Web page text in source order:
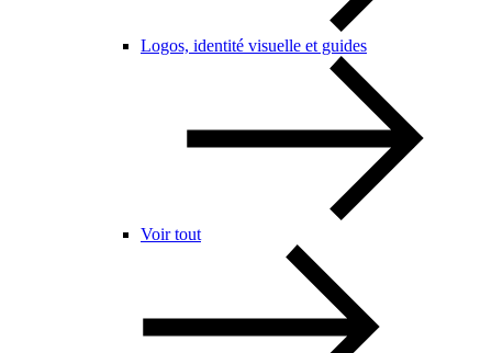
Logos, identité visuelle et guides
Voir tout